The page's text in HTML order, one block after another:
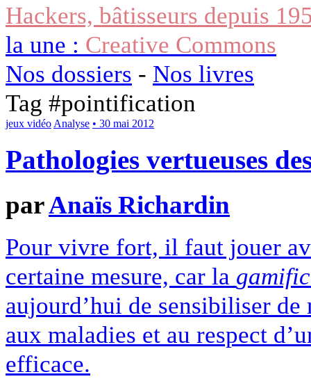
Hackers, bâtisseurs depuis
la une : Creative Commons
Nos dossiers - Nos livres
Tag #pointification
jeux vidéo Analyse • 30 mai 2012
Pathologies vertueuses
parAnaïs Richardin
Pour vivre fort, il faut jouer
certaine mesure, car la
aujourd’hui de sensibiliser
aux maladies et au respect
efficace.